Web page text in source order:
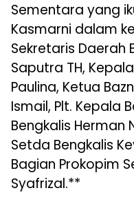
Sementara yang
Kasmarni dalam
Sekretaris Daerah
Saputra TH,
Paulina, Ketua
Ismail, Plt. Kepala
Bengkalis Herman
Setda Bengkalis
Bagian Prokopim
Syafrizal.**